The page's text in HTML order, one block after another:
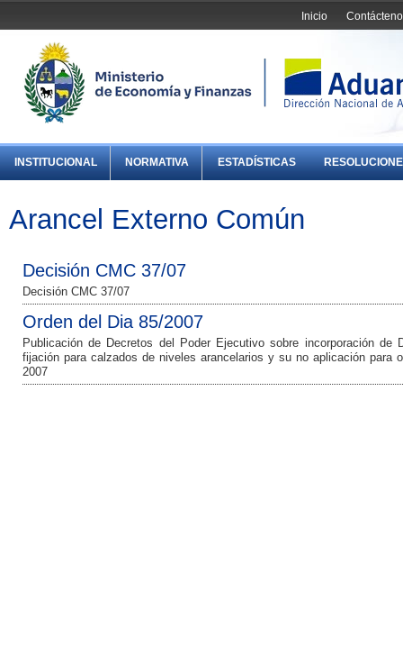
Inicio
INSTITUCIONAL NORMATIVA ESTADÍSTICAS
Arancel Externo Común
Decisión CMC 37/07
Decisión CMC 37/07
Orden del Dia 85/2007
Publicación de Decretos del Poder Ejecutivo sobre incorporación
fijación para calzados de niveles arancelarios y su no aplicación para
2007